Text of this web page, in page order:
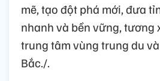
mẽ, tạo đột phá mới, đưa
nhanh và bền vững, tương
trung tâm vùng trung du
Bắc./.